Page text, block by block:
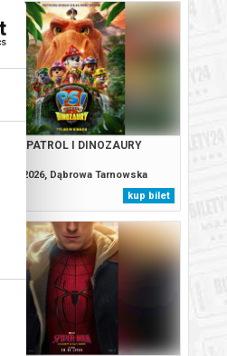
PSI PATROL I DINOZAURY
10.08.2026, Dąbrowa Tarnowska
kup bilet